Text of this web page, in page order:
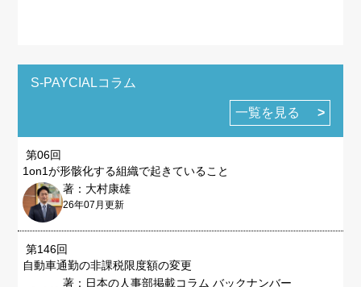
S-PAYCIALコラム
一覧を見る
第06回
1on1が形骸化する組織で起きていること
著：大村康雄
26年07月更新
第146回
自動車通勤の非課税限度額の変更
著：日本の人事部掲載コラム バックナンバー